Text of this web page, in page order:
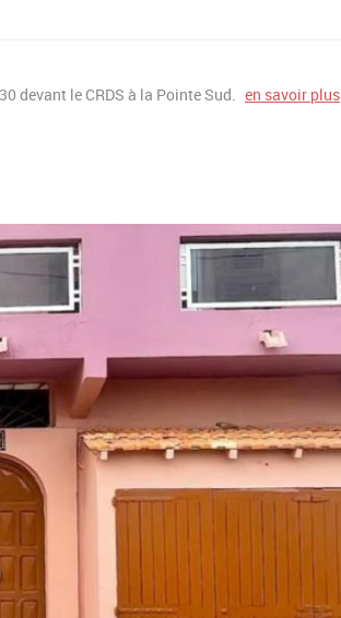
devant le CRDS à la Pointe Sud. en savoir plus